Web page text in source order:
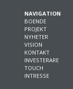
NAVIGATION
BOENDE
PROJEKT
NYHETER
VISION
KONTAKT
INVESTERARE
TOUCH
INTRESSE